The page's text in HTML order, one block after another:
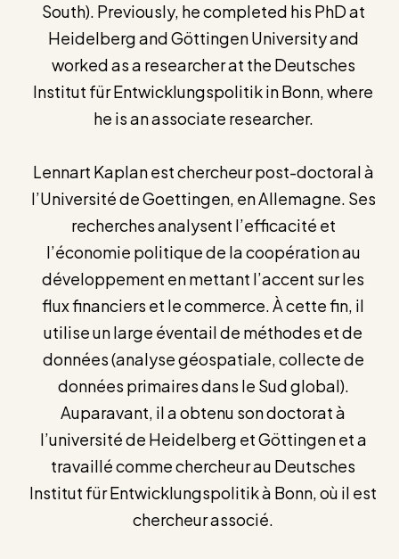
South). Previously, he completed his PhD at
Heidelberg and Göttingen University and
worked as a researcher at the Deutsches
Institut für Entwicklungspolitik in Bonn, where
he is an associate researcher.
Lennart Kaplan est chercheur post-doctoral à
l’Université de Goettingen, en Allemagne. Ses
recherches analysent l’efficacité et
l’économie politique de la coopération au
développement en mettant l’accent sur les
flux financiers et le commerce. À cette fin, il
utilise un large éventail de méthodes et de
données (analyse géospatiale, collecte de
données primaires dans le Sud global).
Auparavant, il a obtenu son doctorat à
l’université de Heidelberg et Göttingen et a
travaillé comme chercheur au Deutsches
Institut für Entwicklungspolitik à Bonn, où il est
chercheur associé.